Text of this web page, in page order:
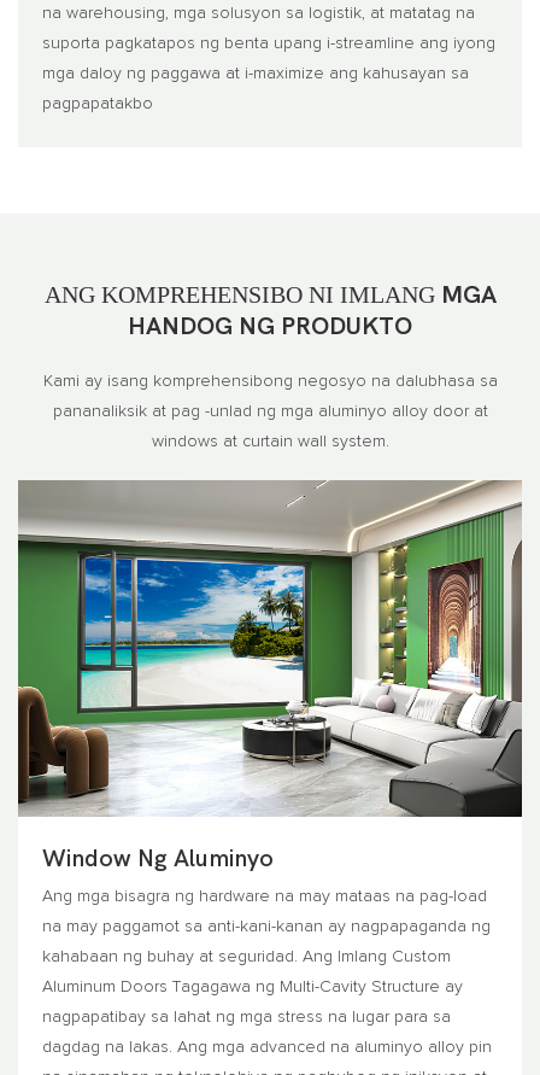
na warehousing, mga solusyon sa logistik, at matatag na
suporta pagkatapos ng benta upang i-streamline ang iyong
mga daloy ng paggawa at i-maximize ang kahusayan sa
pagpapatakbo
ANG KOMPREHENSIBO NI IMLANG MGA
HANDOG NG PRODUKTO
Kami ay isang komprehensibong negosyo na dalubhasa sa
pananaliksik at pag -unlad ng mga aluminyo alloy door at
windows at curtain wall system.
Window Ng Aluminyo
Ang mga bisagra ng hardware na may mataas na pag-load
na may paggamot sa anti-kani-kanan ay nagpapaganda ng
kahabaan ng buhay at seguridad. Ang Imlang Custom
Aluminum Doors Tagagawa ng Multi-Cavity Structure ay
nagpapatibay sa lahat ng mga stress na lugar para sa
dagdag na lakas. Ang mga advanced na aluminyo alloy pin